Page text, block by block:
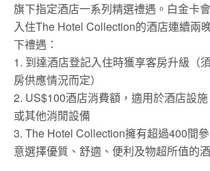
旗下指定酒店一系列精選禮遇。白金卡
入住The Hotel Collection的酒店連續兩
下禮遇：
1. 到達酒店登記入住時獲享客房升級（
房供應情況而定）
2. US$100酒店消費額，適用於酒店設
或其他消閒設備
3. The Hotel Collection擁有超過400間
意選擇優質、舒適、便利及物超所值的